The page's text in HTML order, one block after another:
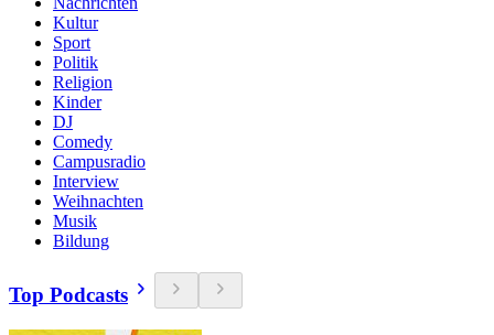
Kultur
Sport
Politik
Religion
Kinder
DJ
Comedy
Campusradio
Interview
Weihnachten
Musik
Bildung
Top Podcasts